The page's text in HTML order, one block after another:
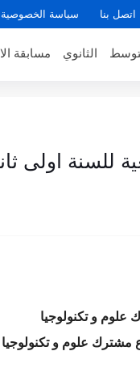
اتصل بنا سياسة الخصوصية
الثانوي مسابقة
للسنة اولى